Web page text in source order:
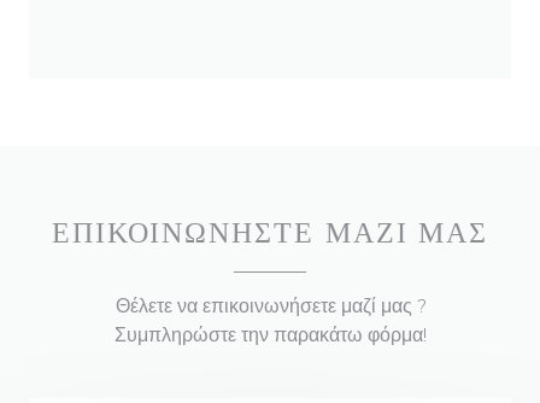
ΕΠΙΚΟΙΝΩΝΉΣΤΕ ΜΑΖΊ ΜΑΣ
Θέλετε να επικοινωνήσετε μαζί μας ?
Συμπληρώστε την παρακάτω φόρμα!